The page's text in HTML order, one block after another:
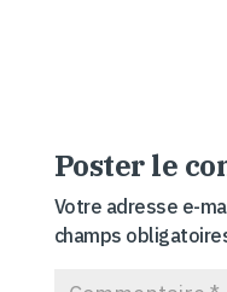
Poster le
Votre adresse e-
champs